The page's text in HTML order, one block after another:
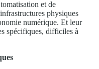
et de
physiques
numérique. Et leur
spécifiques, difficiles à